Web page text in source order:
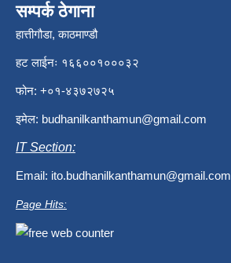
सम्पर्क ठेगाना
हात्तीगौडा, काठमाण्डौ
हट लाईनः १६६००१०००३२
फोन: +०१-४३७२७२५
इमेल: budhanilkanthamun@gmail.com
IT Section:
Email: ito.budhanilkanthamun@gmail.com
Page Hits: